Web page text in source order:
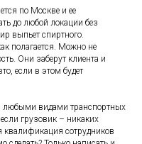
по Москве и ее
до любой локации без
выпьет спиртного.
полагается. Можно не
Они заберут клиента и
если в этом будет
любыми видами транспортных
грузовик – никаких
сотрудников